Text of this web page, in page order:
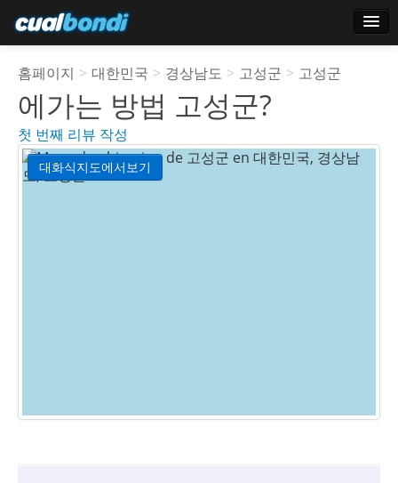
스타 사용자
투표
홈페이지 > 대한민국 > 경상남도 > 고성군 > 고성군
에가는 방법 고성군?
첫 번째 리뷰 작성
대화식지도에서보기